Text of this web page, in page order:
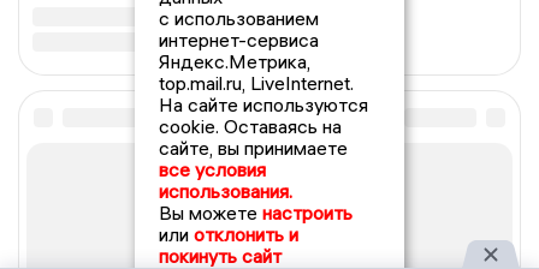
с использованием
интернет-сервиса
Яндекс.Метрика,
top.mail.ru, LiveInternet.
На сайте используются
cookie. Оставаясь на
сайте, вы принимаете
все условия
использования.
Вы можете настроить
или отклонить и
покинуть сайт